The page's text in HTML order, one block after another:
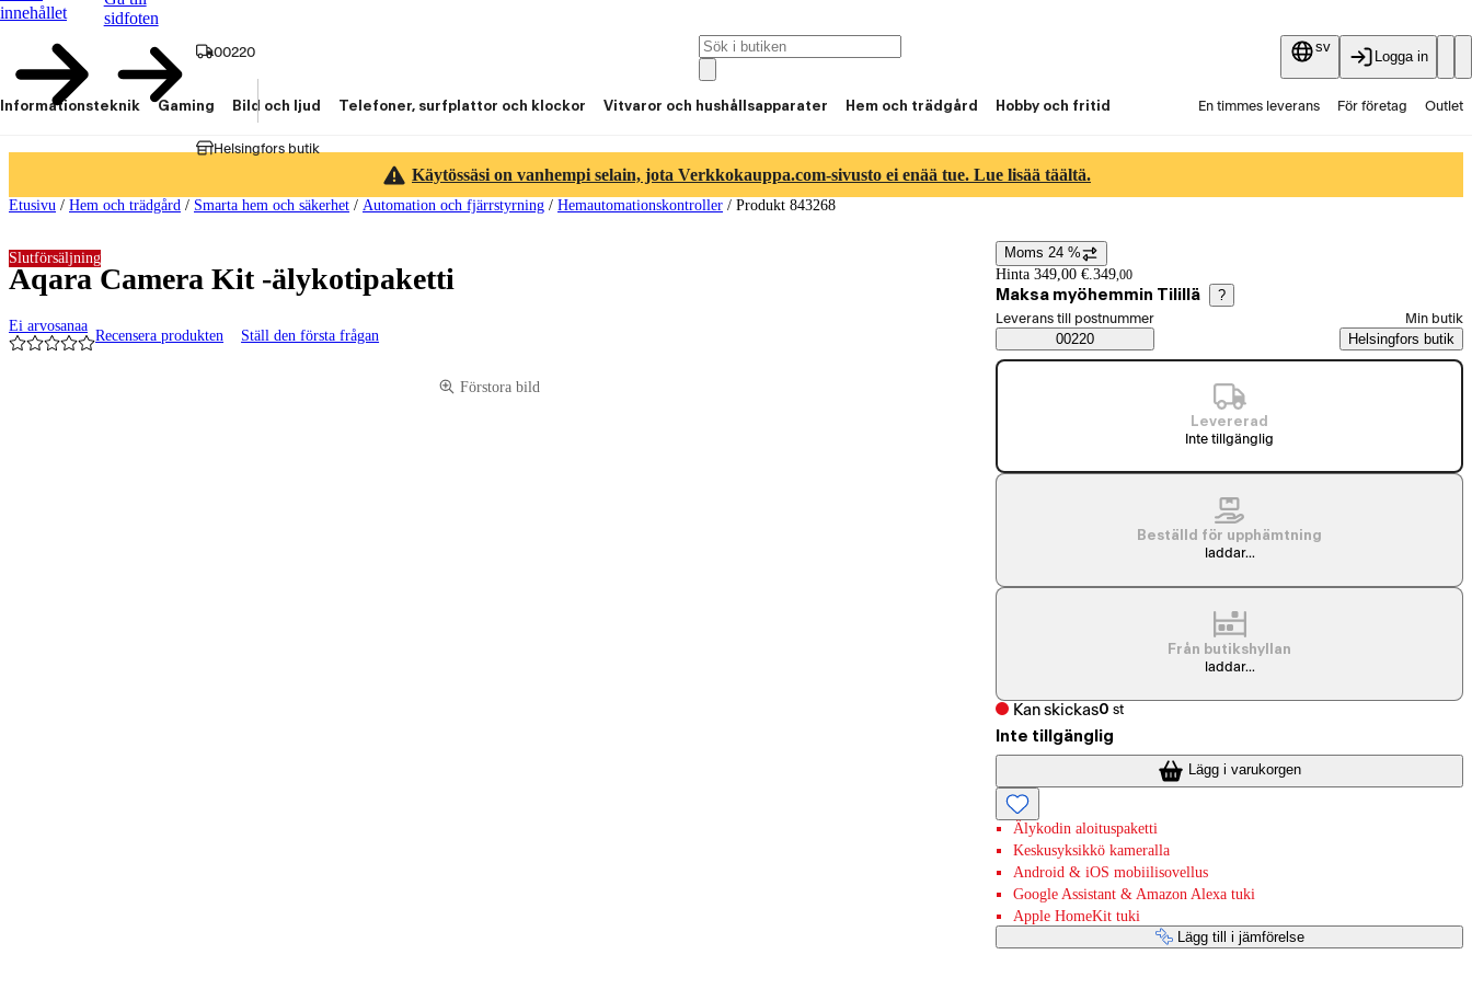
innehållet
sidfoten
00220
Helsingfors butik
sv
Logga in
Informationsteknik Gaming Bild och ljud Telefoner, surfplattor och klockor Vitvaror och hushållsapparater Hem och trädgård Hobby och fritid En timmes leverans För företag Outlet
Käytössäsi on vanhempi selain, jota Verkkokauppa.com-sivusto ei enää tue. Lue lisää täältä.
Etusivu / Hem och trädgård / Smarta hem och säkerhet / Automation och fjärrstyrning / Hemautomationskontroller / Produkt 843268
Aqara Camera Kit -älykotipaketti
Ei arvosanaa
Recensera produkten Ställ den första frågan
Slutförsäljning
Förstora bild
Prisinformation
Moms 24 %
Hinta 349,00 €.349,00
Maksa myöhemmin Tilillä ?
Saatavuustiedot
Välj beställningssätt
Leverans till postnummer
00220
Min butik
Helsingfors butik
Levererad
Inte tillgänglig
Beställd för upphämtning
laddar...
Från butikshyllan
laddar...
Kan skickas0 st
Inte tillgänglig
Lägg i varukorgen
Älykodin aloituspaketti
Keskusyksikkö kameralla
Android & iOS mobiilisovellus
Google Assistant & Amazon Alexa tuki
Apple HomeKit tuki
Lägg till i jämförelse